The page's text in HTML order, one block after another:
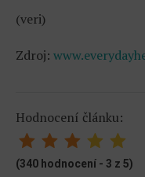
(veri)
Zdroj:
Hodnocení článku:
(340 hodnocení - 3 z 5)